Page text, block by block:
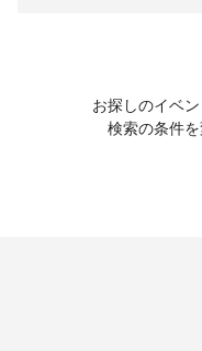
お探しのイベ
検索の条件を